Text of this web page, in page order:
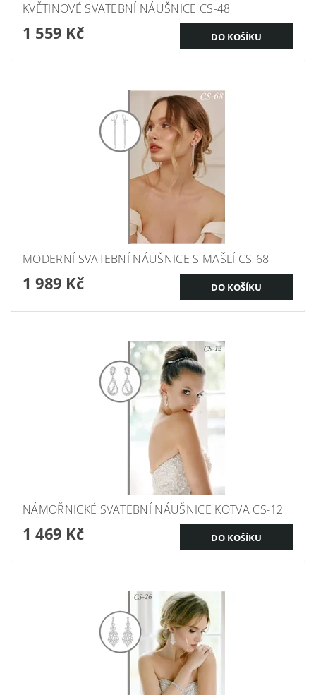
KVĚTINOVÉ SVATEBNÍ NÁUŠNICE CS-48
1 559 Kč
MODERNÍ SVATEBNÍ NÁUŠNICE S MAŠLÍ CS-68
1 989 Kč
NÁMOŘNICKÉ SVATEBNÍ NÁUŠNICE KOTVA CS-12
1 469 Kč